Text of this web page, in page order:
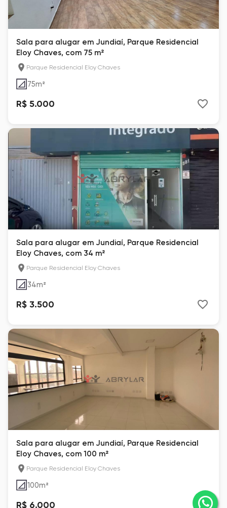
Sala para alugar em Jundiaí, Parque Residencial
Eloy Chaves, com 75 m²
Parque Residencial Eloy Chaves
75m²
R$ 5.000
Sala para alugar em Jundiaí, Parque Residencial
Eloy Chaves, com 34 m²
Parque Residencial Eloy Chaves
34m²
R$ 3.500
Sala para alugar em Jundiaí, Parque Residencial
Eloy Chaves, com 100 m²
Parque Residencial Eloy Chaves
100m²
R$ 6.000